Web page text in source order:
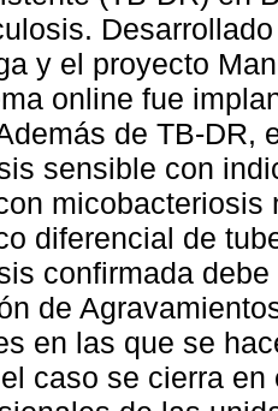
y el proyecto
online fue
de TB-DR,
sensible con
diferencial de
confirmada
de
en las que se
caso se cierra